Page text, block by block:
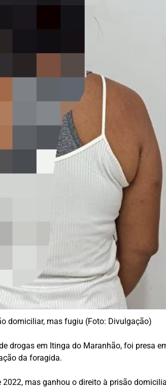
domiciliar, mas fugiu (Foto: Divulgação)
drogas em Itinga do Maranhão, foi presa
da foragida.
mas ganhou o direito à prisão